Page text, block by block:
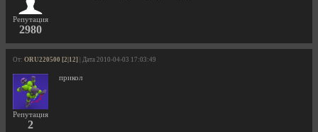
Репутация
2980
От: ORU220500 [2|12] | Дата 2010-04-03 17:03:49
Репутация
2
прикол